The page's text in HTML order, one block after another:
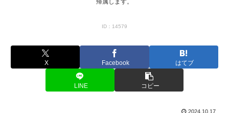
ID：14579
X Facebook はてブ
LINE コピー
2024.10.17